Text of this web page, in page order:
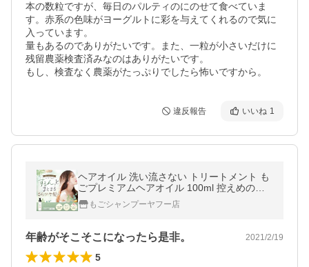
本の数粒ですが、毎日のパルティのにのせて食べていま
す。赤系の色味がヨーグルトに彩を与えてくれるので気に
入っています。
量もあるのでありがたいです。また、一粒が小さいだけに
残留農薬検査済みなのはありがたいです。
もし、検査なく農薬がたっぷりでしたら怖いですから。
違反報告 いいね 1
ヘアオイル 洗い流さない トリートメント も
ごプレミアムヘアオイル 100ml 控えめのロ
ーズソープの香り 美容室専売品 クロエ系ロ
ーズソープの香り アウトバス
もごシャンプーヤフー店
年齢がそこそこになったら是非。 2021/2/19
5